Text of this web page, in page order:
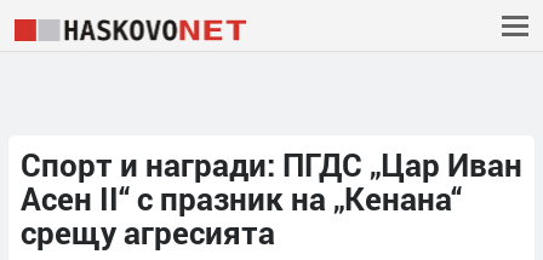
Спорт и награди: ПГДС „Цар Иван
Асен II“ с празник на „Кенана“
срещу агресията